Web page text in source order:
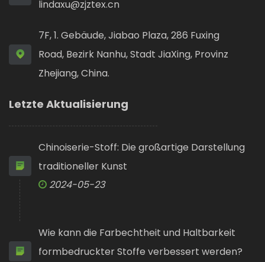
lindaxu@zjztex.cn
7F, 1. Gebäude, Jiabao Plaza, 286 Fuxing
Road, Bezirk Nanhu, Stadt JiaXing, Provinz
Zhejiang, China.
Letzte Aktualisierung
Chinoiserie-Stoff: Die großartige Darstellung
traditioneller Kunst
2024-05-23
Wie kann die Farbechtheit und Haltbarkeit
formbedruckter Stoffe verbessert werden?